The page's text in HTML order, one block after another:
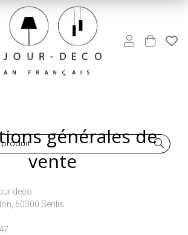
produit
générales de
vente
deco
60300 Senlis